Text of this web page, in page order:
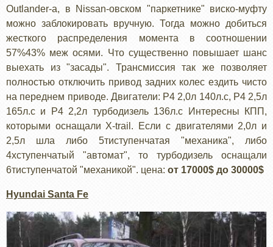
Outlander-а, в Nissan-овском "паркетнике" виско-муфту
можно заблокировать вручную. Тогда можно добиться
жесткого распределения момента в соотношении
57%43% меж осями. Что существенно повышает шанс
выехать из "засады". Трансмиссия так же позволяет
полностью отключить привод задних колес ездить чисто
на переднем приводе. Двигатели: Р4 2,0л 140л.с, Р4 2,5л
165л.с и Р4 2,2л турбодизель 136л.с Интересны КПП,
которыми оснащали X-trail. Если с двигателями 2,0л и
2,5л шла либо 5тиступенчатая "механика", либо
4хступенчатый "автомат", то турбодизель оснащали
6тиступенчатой "механикой". цена: от 17000$ до 30000$
Hyundai Santa Fe